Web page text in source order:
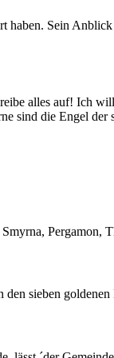
Sein
alles auf! Ich
sind die Engel
sieben